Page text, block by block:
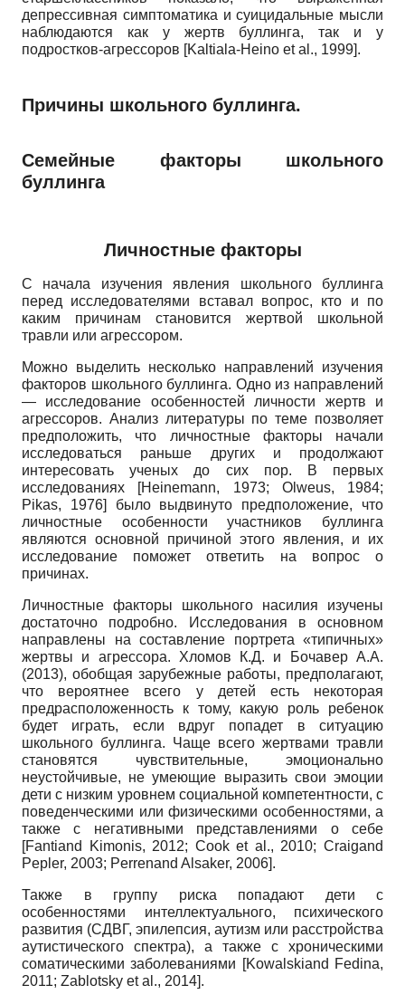
депрессивная симптоматика и суицидальные мысли
наблюдаются как у жертв буллинга, так и у
подростков-агрессоров [Kaltiala-Heino et al ., 1999].
Причины школьного буллинга.
Семейные факторы школьного
буллинга
Личностные факторы
С начала изучения явления школьного буллинга
перед исследователями вставал вопрос, кто и по
каким причинам становится жертвой школьной
травли или агрессором.
Можно выделить несколько направлений изучения
факторов школьного буллинга. Одно из направлений
— исследование особенностей личности жертв и
агрессоров. Анализ литературы по теме позволяет
предположить, что личностные факторы начали
исследоваться раньше других и продолжают
интересовать ученых до сих пор. В первых
исследованиях [Heinemann, 1973; Olweus, 1984;
Pikas, 1976] было выдвинуто предположение, что
личностные особенности участников буллинга
являются основной причиной этого явления, и их
исследование поможет ответить на вопрос о
причинах.
Личностные факторы школьного насилия изучены
достаточно подробно. Исследования в основном
направлены на составление портрета «типичных»
жертвы и агрессора. Хломов К.Д. и Бочавер А.А.
(2013), обобщая зарубежные работы, предполагают,
что вероятнее всего у детей есть некоторая
предрасположенность к тому, какую роль ребенок
будет играть, если вдруг попадет в ситуацию
школьного буллинга. Чаще всего жертвами травли
становятся чувствительные, эмоционально
неустойчивые, не умеющие выразить свои эмоции
дети с низким уровнем социальной компетентности, с
поведенческими или физическими особенностями, а
также с негативными представлениями о себе
[Fantiand Kimonis, 2012; Cook et al., 2010;Craigand
Pepler, 2003; Perrenand Alsaker, 2006].
Также в группу риска попадают дети с
особенностями интеллектуального, психического
развития (СДВГ, эпилепсия, аутизм или расстройства
аутистического спектра), а также с хроническими
соматическими заболеваниями [Kowalskiand Fedina,
2011; Zablotsky et al., 2014].